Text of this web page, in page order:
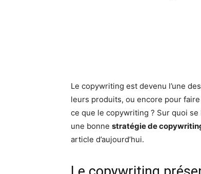
Le copywriting est devenu l’une
leurs produits, ou encore pour
ce que le copywriting ? Sur quoi
une bonne stratégie de
article d’aujourd’hui.